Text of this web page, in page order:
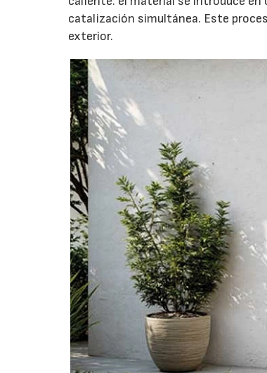
catalización simultánea. Este
exterior.